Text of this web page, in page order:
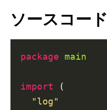
ソースコード
package main
import (
"log"